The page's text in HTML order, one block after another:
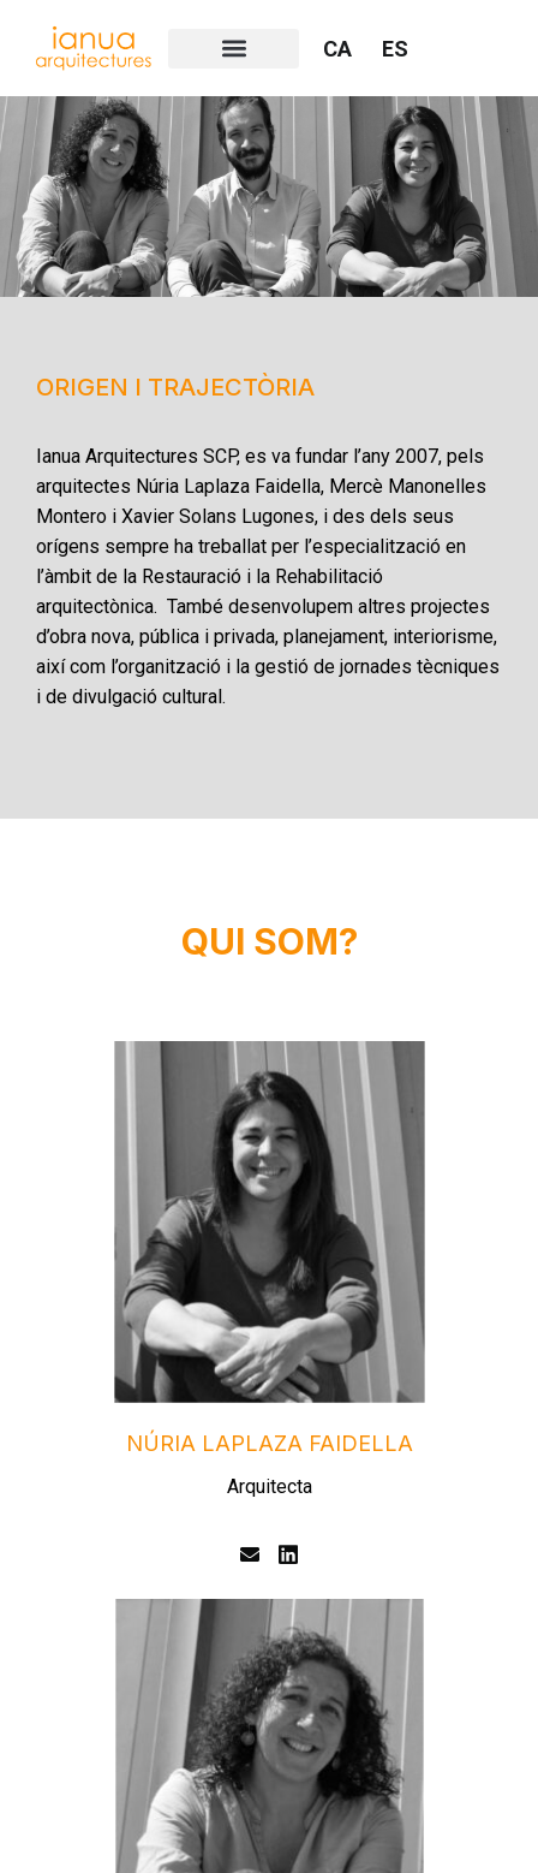
CA ES
ORIGEN I TRAJECTÒRIA
Ianua Arquitectures SCP, es va fundar l’any 2007, pels
arquitectes Núria Laplaza Faidella, Mercè Manonelles
Montero i Xavier Solans Lugones, i des dels seus
orígens sempre ha treballat per l’especialització en
l’àmbit de la Restauració i la Rehabilitació
arquitectònica. També desenvolupem altres projectes
d’obra nova, pública i privada, planejament, interiorisme,
així com l’organització i la gestió de jornades tècniques
i de divulgació cultural.
QUI SOM?
NÚRIA LAPLAZA FAIDELLA
Arquitecta